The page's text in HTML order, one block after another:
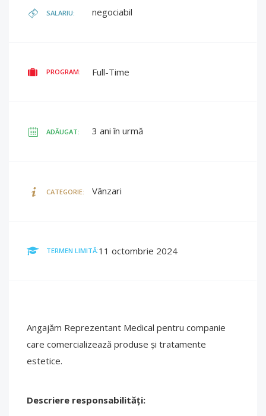
SALARIU: negociabil
PROGRAM: Full-Time
ADĂUGAT: 3 ani în urmă
CATEGORIE: Vânzari
TERMEN LIMITĂ:11 octombrie 2024
Angajăm Reprezentant Medical pentru companie
care comercializează produse și tratamente
estetice.
Descriere responsabilități: